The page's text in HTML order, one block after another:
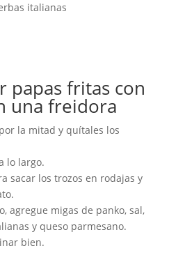
italianas
papas fritas con
una freidora
la mitad y quítales los
lo largo.
sacar los trozos en rodajas y
agregue migas de panko, sal,
y queso parmesano.
bien.